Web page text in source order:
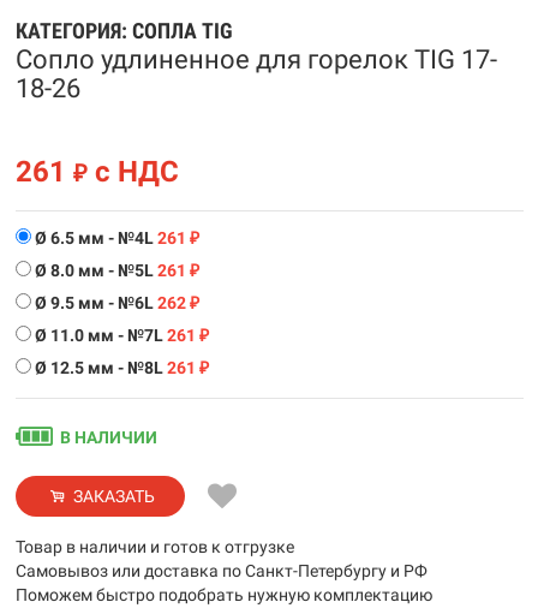
КАТЕГОРИЯ: СОПЛА TIG
Сопло удлиненное для горелок TIG 17-
18-26
261 ₽ с НДС
Ø 6.5 мм - №4L261 ₽
Ø 8.0 мм - №5L261 ₽
Ø 9.5 мм - №6L262 ₽
Ø 11.0 мм - №7L261 ₽
Ø 12.5 мм - №8L261 ₽
В НАЛИЧИИ
ЗАКАЗАТЬ
Товар в наличии и готов к отгрузке
Самовывоз или доставка по Санкт-Петербургу и РФ
Поможем быстро подобрать нужную комплектацию